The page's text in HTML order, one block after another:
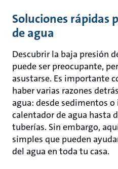
Soluciones rápidas
de agua
Descubrir la baja presión
puede ser preocupante,
asustarse. Es importante
haber varias razones
agua: desde sedimentos
calentador de agua hasta
tuberías. Sin embargo,
simples que pueden
del agua en toda tu casa.